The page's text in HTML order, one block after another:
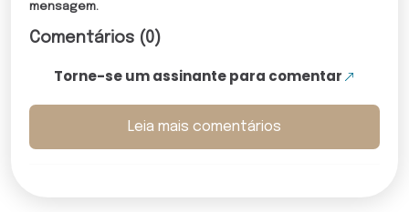
mensagem.
Comentários (0)
Torne-se um assinante para comentar
Leia mais comentários